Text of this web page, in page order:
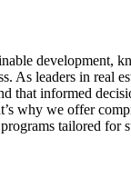
development,
As leaders in real
that informed
why we offer
tailored for